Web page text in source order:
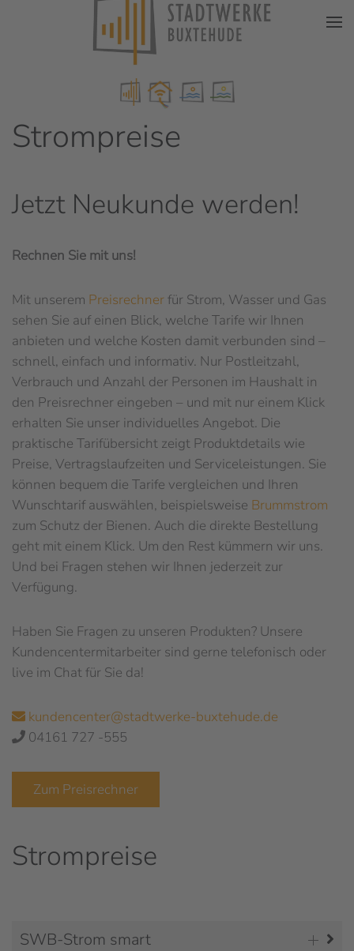
Strompreise
Jetzt Neukunde werden!
Rechnen Sie mit uns!
Mit unserem Preisrechnerfür Strom, Wasser und Gas
sehen Sie auf einen Blick, welche Tarife wir Ihnen
anbieten und welche Kosten damit verbunden sind –
schnell, einfach und informativ. Nur Postleitzahl,
Verbrauch und Anzahl der Personen im Haushalt in
den Preisrechner eingeben – und mit nur einem Klick
erhalten Sie unser individuelles Angebot. Die
praktische Tarifübersicht zeigt Produktdetails wie
Preise, Vertragslaufzeiten und Serviceleistungen. Sie
können bequem die Tarife vergleichen und Ihren
Wunschtarif auswählen, beispielsweise Brummstrom
zum Schutz der Bienen. Auch die direkte Bestellung
geht mit einem Klick. Um den Rest kümmern wir uns.
Und bei Fragen stehen wir Ihnen jederzeit zur
Verfügung.
Haben Sie Fragen zu unseren Produkten? Unsere
Kundencentermitarbeiter sind gerne telefonisch oder
live im Chat für Sie da!
kundencenter@stadtwerke-buxtehude.de
04161 727 -555
Zum Preisrechner
Strompreise
SWB-Strom smart